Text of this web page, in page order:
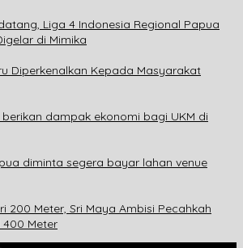
Liga 4 Indonesia Regional Papua
di Mimika
Diperkenalkan Kepada Masyarakat
berikan dampak ekonomi bagi UKM di
diminta segera bayar lahan venue
200 Meter, Sri Maya Ambisi Pecahkah
400 Meter